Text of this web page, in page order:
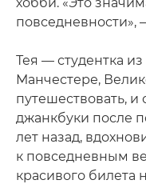
повседневности»,
Тея — студентка
Манчестере,
путешествовать, и
джанкбуки после
лет назад,
к повседневным
красивого билета